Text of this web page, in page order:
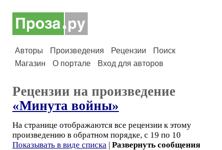
Авторы Произведения Рецензии
Поиск
Магазин
О портале Вход для авторов
Рецензии на произведение
«Минута войны»
На странице отображаются все рецензии к этому
произведению в обратном порядке, с 19 по 10
Показывать в виде списка | Развернуть сообщения